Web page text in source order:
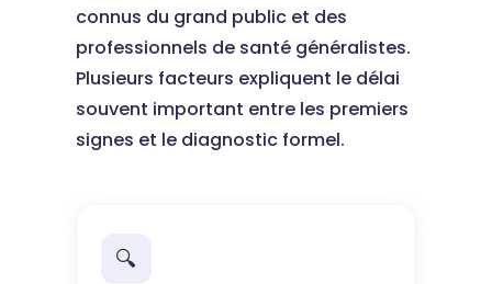
connus du grand public et des
professionnels de santé généralistes.
Plusieurs facteurs expliquent le délai
souvent important entre les premiers
signes et le diagnostic formel.
🔍